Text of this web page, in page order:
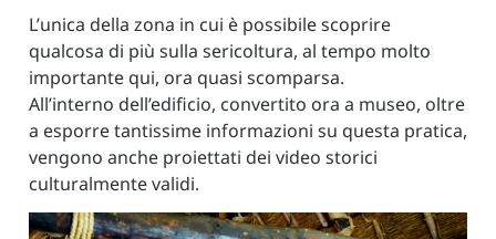
L’unica della zona in cui è possibile scoprire
qualcosa di più sulla sericoltura, al tempo molto
importante qui, ora quasi scomparsa.
All’interno dell’edificio, convertito ora a museo, oltre
a esporre tantissime informazioni su questa pratica,
vengono anche proiettati dei video storici
culturalmente validi.